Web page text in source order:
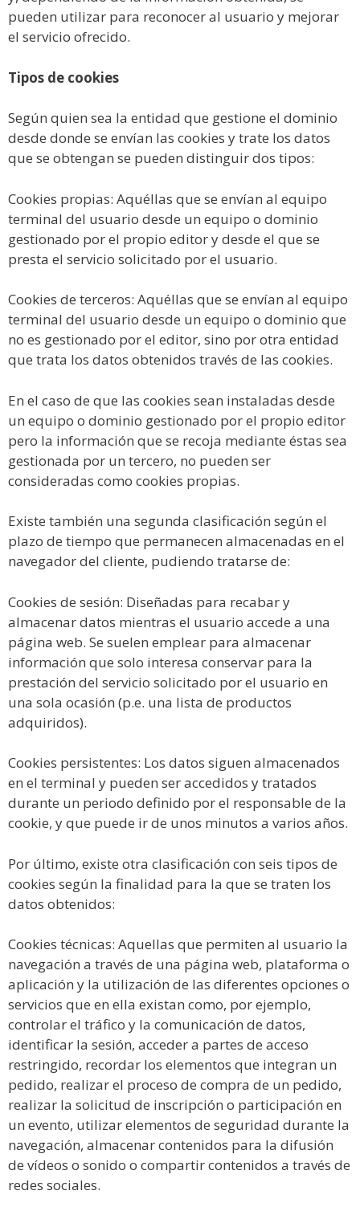
pueden utilizar para reconocer al usuario y mejorar
el servicio ofrecido.
Tipos de cookies
Según quien sea la entidad que gestione el dominio
desde donde se envían las cookies y trate los datos
que se obtengan se pueden distinguir dos tipos:
Cookies propias: Aquéllas que se envían al equipo
terminal del usuario desde un equipo o dominio
gestionado por el propio editor y desde el que se
presta el servicio solicitado por el usuario.
Cookies de terceros: Aquéllas que se envían al equipo
terminal del usuario desde un equipo o dominio que
no es gestionado por el editor, sino por otra entidad
que trata los datos obtenidos través de las cookies.
En el caso de que las cookies sean instaladas desde
un equipo o dominio gestionado por el propio editor
pero la información que se recoja mediante éstas sea
gestionada por un tercero, no pueden ser
consideradas como cookies propias.
Existe también una segunda clasificación según el
plazo de tiempo que permanecen almacenadas en el
navegador del cliente, pudiendo tratarse de:
Cookies de sesión: Diseñadas para recabar y
almacenar datos mientras el usuario accede a una
página web. Se suelen emplear para almacenar
información que solo interesa conservar para la
prestación del servicio solicitado por el usuario en
una sola ocasión (p.e. una lista de productos
adquiridos).
Cookies persistentes: Los datos siguen almacenados
en el terminal y pueden ser accedidos y tratados
durante un periodo definido por el responsable de la
cookie, y que puede ir de unos minutos a varios años.
Por último, existe otra clasificación con seis tipos de
cookies según la finalidad para la que se traten los
datos obtenidos:
Cookies técnicas: Aquellas que permiten al usuario la
navegación a través de una página web, plataforma o
aplicación y la utilización de las diferentes opciones o
servicios que en ella existan como, por ejemplo,
controlar el tráfico y la comunicación de datos,
identificar la sesión, acceder a partes de acceso
restringido, recordar los elementos que integran un
pedido, realizar el proceso de compra de un pedido,
realizar la solicitud de inscripción o participación en
un evento, utilizar elementos de seguridad durante la
navegación, almacenar contenidos para la difusión
de vídeos o sonido o compartir contenidos a través de
redes sociales.